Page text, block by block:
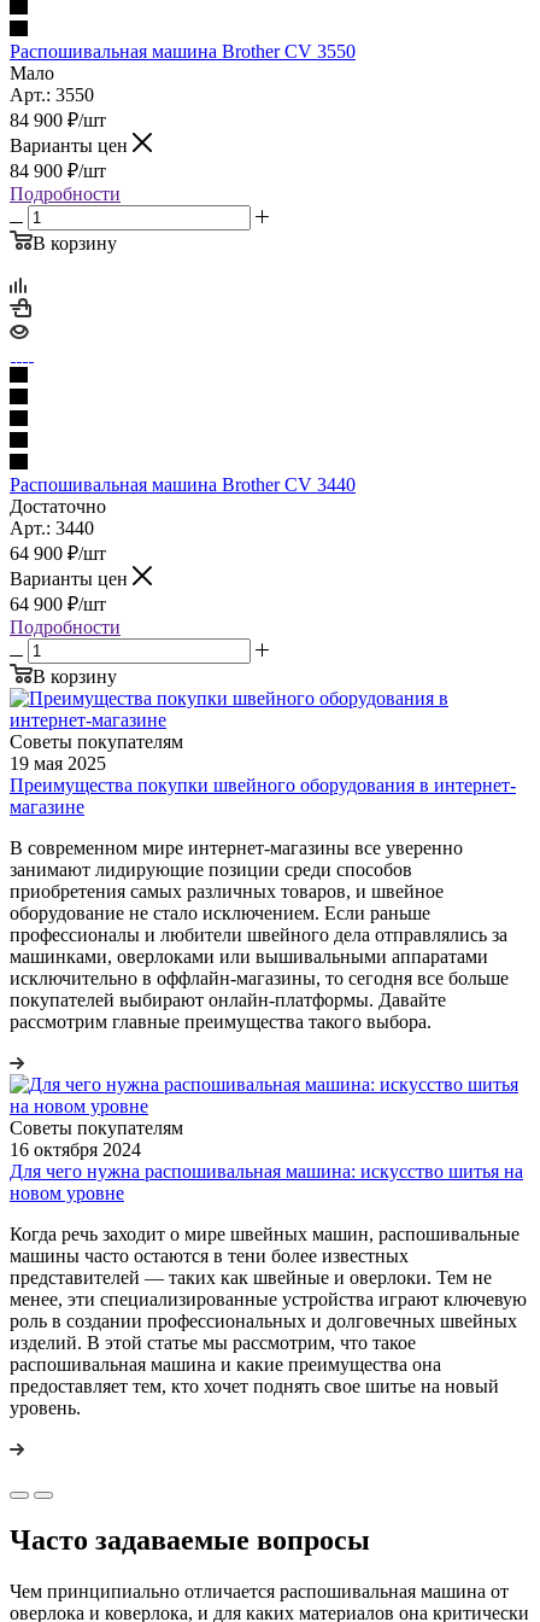
Распошивальная машина Brother CV 3550
Мало
Арт.: 3550
84 900 ₽/шт
Варианты цен
84 900 ₽/шт
Подробности
В корзину
Распошивальная машина Brother CV 3440
Достаточно
Арт.: 3440
64 900 ₽/шт
Варианты цен
64 900 ₽/шт
Подробности
В корзину
Советы покупателям
19 мая 2025
Преимущества покупки швейного оборудования в интернет-
магазине
В современном мире интернет-магазины все уверенно
занимают лидирующие позиции среди способов
приобретения самых различных товаров, и швейное
оборудование не стало исключением. Если раньше
профессионалы и любители швейного дела отправлялись за
машинками, оверлоками или вышивальными аппаратами
исключительно в оффлайн-магазины, то сегодня все больше
покупателей выбирают онлайн-платформы. Давайте
рассмотрим главные преимущества такого выбора.
Советы покупателям
16 октября 2024
Для чего нужна распошивальная машина: искусство шитья на
новом уровне
Когда речь заходит о мире швейных машин, распошивальные
машины часто остаются в тени более известных
представителей — таких как швейные и оверлоки. Тем не
менее, эти специализированные устройства играют ключевую
роль в создании профессиональных и долговечных швейных
изделий. В этой статье мы рассмотрим, что такое
распошивальная машина и какие преимущества она
предоставляет тем, кто хочет поднять свое шитье на новый
уровень.
Часто задаваемые вопросы
Чем принципиально отличается распошивальная машина от
оверлока и коверлока, и для каких материалов она критически